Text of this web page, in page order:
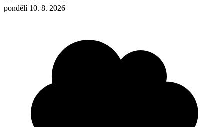
pondělí 10. 8. 2026